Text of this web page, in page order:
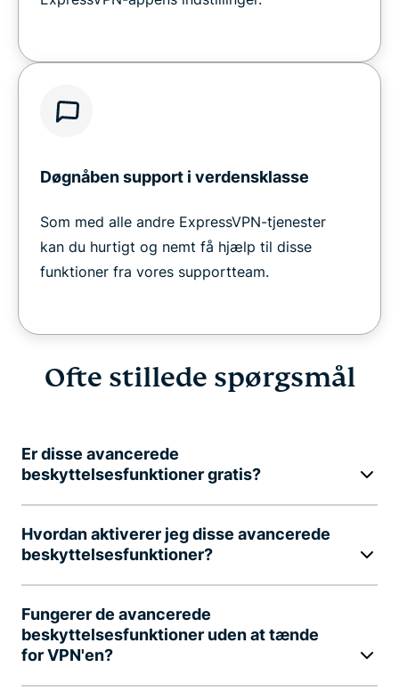
Døgnåben support i verdensklasse
Som med alle andre ExpressVPN-tjenester
kan du hurtigt og nemt få hjælp til disse
funktioner fra vores supportteam.
Ofte stillede spørgsmål
Er disse avancerede
beskyttelsesfunktioner gratis?
Hvordan aktiverer jeg disse avancerede
beskyttelsesfunktioner?
Fungerer de avancerede
beskyttelsesfunktioner uden at tænde
for VPN'en?